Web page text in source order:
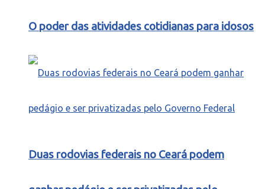
O poder das atividades cotidianas para idosos
Duas rodovias federais no Ceará podem